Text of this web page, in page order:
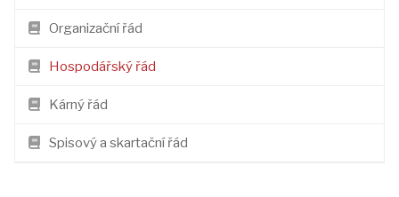
Organizační řád
Hospodářský řád
Kárný řád
Spisový a skartační řád